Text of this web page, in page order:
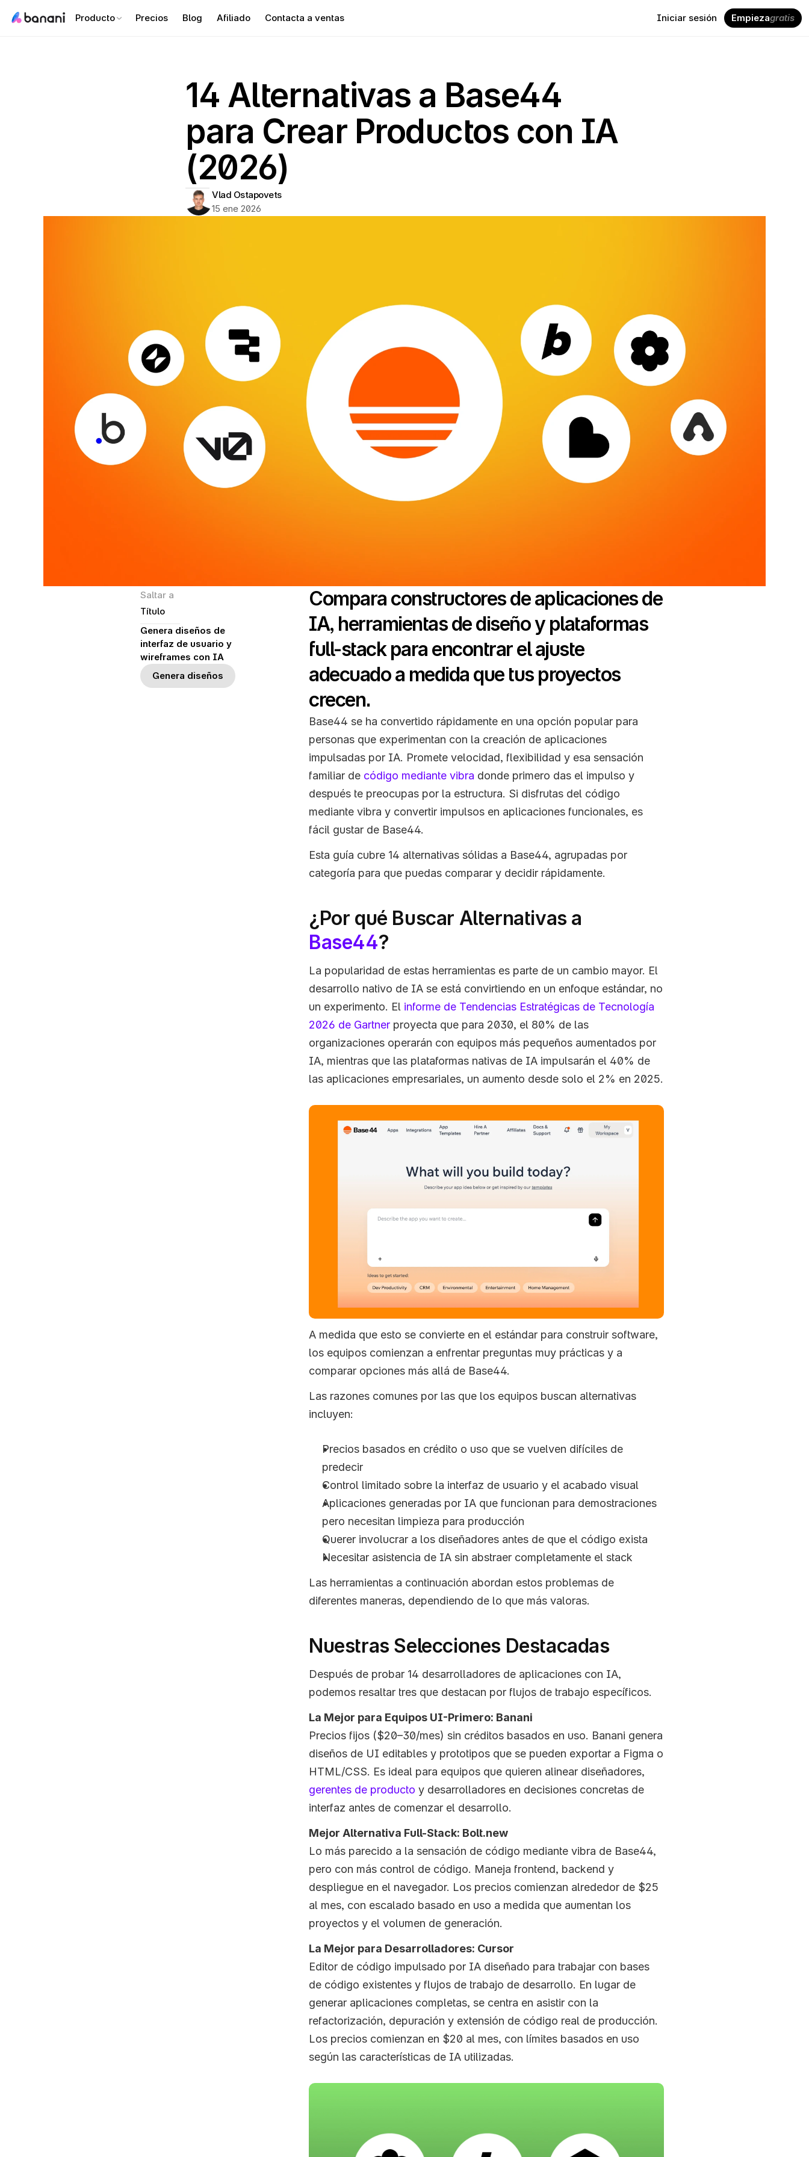
Producto Precios Blog Afiliado Contacta a ventas Iniciar sesión Empiezagratis
14 Alternativas a Base44
para Crear Productos con IA
(2026)
Vlad Ostapovets
15 ene 2026
Saltar a
Título
Genera diseños de
interfaz de usuario y
wireframes con IA
Genera diseños
Compara constructores de aplicaciones de
IA, herramientas de diseño y plataformas
full-stack para encontrar el ajuste
adecuado a medida que tus proyectos
crecen.
Base44 se ha convertido rápidamente en una opción popular para
personas que experimentan con la creación de aplicaciones
impulsadas por IA. Promete velocidad, flexibilidad y esa sensación
familiar de código mediante vibra donde primero das el impulso y
después te preocupas por la estructura. Si disfrutas del código
mediante vibra y convertir impulsos en aplicaciones funcionales, es
fácil gustar de Base44.
Esta guía cubre 14 alternativas sólidas a Base44, agrupadas por
categoría para que puedas comparar y decidir rápidamente.
Base44?
La popularidad de estas herramientas es parte de un cambio mayor. El
desarrollo nativo de IA se está convirtiendo en un enfoque estándar, no
un experimento. El informe de Tendencias Estratégicas de Tecnología
2026 de Gartner proyecta que para 2030, el 80% de las
organizaciones operarán con equipos más pequeños aumentados por
IA, mientras que las plataformas nativas de IA impulsarán el 40% de
las aplicaciones empresariales, un aumento desde solo el 2% en 2025.
A medida que esto se convierte en el estándar para construir software,
los equipos comienzan a enfrentar preguntas muy prácticas y a
comparar opciones más allá de Base44.
Las razones comunes por las que los equipos buscan alternativas
incluyen:
Precios basados en crédito o uso que se vuelven difíciles de
predecir
Control limitado sobre la interfaz de usuario y el acabado visual
Aplicaciones generadas por IA que funcionan para demostraciones
pero necesitan limpieza para producción
Querer involucrar a los diseñadores antes de que el código exista
Necesitar asistencia de IA sin abstraer completamente el stack
Las herramientas a continuación abordan estos problemas de
diferentes maneras, dependiendo de lo que más valoras.
Nuestras Selecciones Destacadas
Después de probar 14 desarrolladores de aplicaciones con IA,
podemos resaltar tres que destacan por flujos de trabajo específicos.
La Mejor para Equipos UI-Primero: Banani
Precios fijos ($20–30/mes) sin créditos basados en uso. Banani genera
diseños de UI editables y prototipos que se pueden exportar a Figma o
gerentes de producto y desarrolladores en decisiones concretas de
interfaz antes de comenzar el desarrollo.
Mejor Alternativa Full-Stack: Bolt.new
Lo más parecido a la sensación de código mediante vibra de Base44,
pero con más control de código. Maneja frontend, backend y
despliegue en el navegador. Los precios comienzan alrededor de $25
al mes, con escalado basado en uso a medida que aumentan los
proyectos y el volumen de generación.
La Mejor para Desarrolladores: Cursor
Editor de código impulsado por IA diseñado para trabajar con bases
de código existentes y flujos de trabajo de desarrollo. En lugar de
generar aplicaciones completas, se centra en asistir con la
refactorización, depuración y extensión de código real de producción.
Los precios comienzan en $20 al mes, con límites basados en uso
según las características de IA utilizadas.